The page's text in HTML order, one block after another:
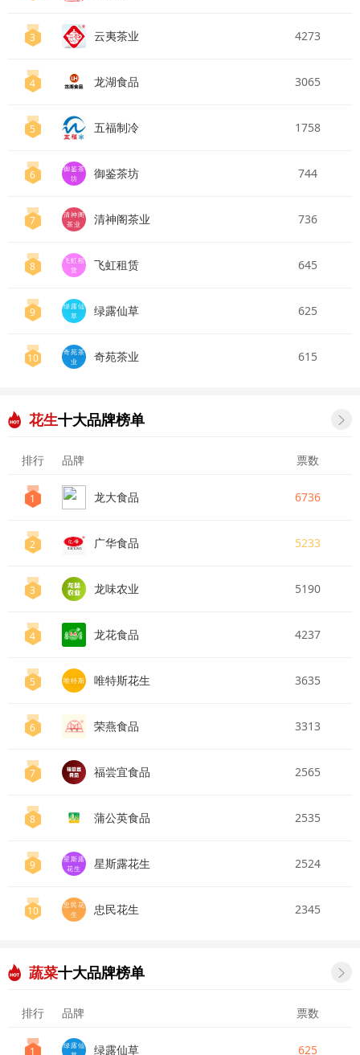
3 云夷茶业 4273
4 龙湖食品 3065
5 五福制冷 1758
6
御鉴茶
坊
御鉴茶坊 744
7
清神阁
茶业
清神阁茶业 736
8
飞虹租
赁
飞虹租赁 645
9
绿露仙
草
绿露仙草 625
10
奇苑茶
业
奇苑茶业 615
花生十大品牌榜单 
排行 品牌 票数
1 龙大食品 6736
2 广华食品 5233
3 龙味农业 5190
4 龙花食品 4237
5 唯特斯 唯特斯花生 3635
6 荣燕食品 3313
7 福尝宜食品 2565
8 蒲公英食品 2535
9
星斯露
花生
星斯露花生 2524
10
忠民花
生
忠民花生 2345
蔬菜十大品牌榜单 
排行 品牌 票数
1
绿露仙
绿露仙草 625